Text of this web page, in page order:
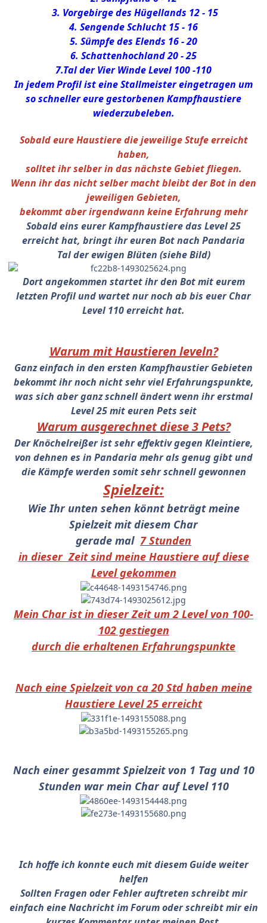
3. Vorgebirge des Hügellands 12 - 15
4. Sengende Schlucht 15 - 16
5. Sümpfe des Elends 16 - 20
6. Schattenhochland 20 - 25
7.Tal der Vier Winde Level 100 -110
In jedem Profil ist eine Stallmeister eingetragen um
so schneller eure gestorbenen Kampfhaustiere
wiederzubeleben.
Sobald eure Haustiere die jeweilige Stufe erreicht
haben,
solltet ihr selber in das nächste Gebiet fliegen.
Wenn ihr das nicht selber macht bleibt der Bot in den
jeweiligen Gebieten,
bekommt aber irgendwann keine Erfahrung mehr
Sobald eins eurer Kampfhaustiere das Level 25
erreicht hat, bringt ihr euren Bot nach Pandaria
Tal der ewigen Blüten (siehe Bild)
Dort angekommen startet ihr den Bot mit eurem
letzten Profil und wartet nur noch ab bis euer Char
Level 110 erreicht hat.
Warum mit Haustieren leveln?
Ganz einfach in den ersten Kampfhaustier Gebieten
bekommt ihr noch nicht sehr viel Erfahrungspunkte,
was sich aber ganz schnell ändert wenn ihr erstmal
Level 25 mit euren Pets seit
Warum ausgerechnet diese 3 Pets?
Der Knöchelreißer ist sehr effektiv gegen Kleintiere,
von dehnen es in Pandaria mehr als genug gibt und
die Kämpfe werden somit sehr schnell gewonnen
Spielzeit:
Wie Ihr unten sehen könnt beträgt meine
Spielzeit mit diesem Char
gerade mal 7 Stunden
in dieser Zeit sind meine Haustiere auf diese
Level gekommen
Mein Char ist in dieser Zeit um 2 Level von 100-
102 gestiegen
durch die erhaltenen Erfahrungspunkte
Nach eine Spielzeit von ca 20 Std haben meine
Haustiere Level 25 erreicht
Nach einer gesammt Spielzeit von 1 Tag und 10
Stunden war mein Char auf Level 110
Ich hoffe ich konnte euch mit diesem Guide weiter
helfen
Sollten Fragen oder Fehler auftreten schreibt mir
einfach eine Nachricht im Forum oder schreibt mir ein